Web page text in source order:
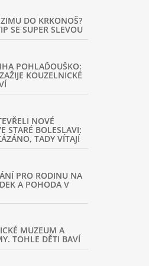
DO KRKONOŠ?
SE SUPER SLEVOU
POHLAĎOUŠKO:
KOUZELNICKÉ
NOVÉ
STARÉ BOLESLAVI:
TADY VÍTAJÍ
PRO RODINU NA
A POHODA V
MUZEUM A
TOHLE DĚTI BAVÍ